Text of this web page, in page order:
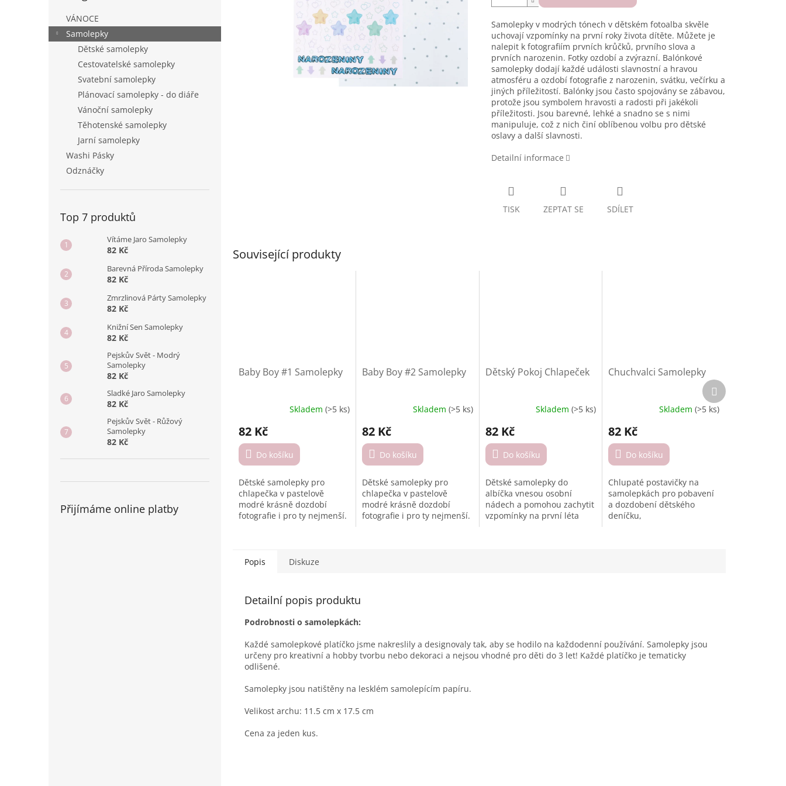
l
VÁNOCE
Samolepky
Dětské samolepky
Cestovatelské samolepky
Svatební samolepky
Plánovací samolepky - do diáře
Vánoční samolepky
Těhotenské samolepky
Jarní samolepky
Washi Pásky
Odznáčky
Top 7 produktů
Vítáme Jaro Samolepky
82 Kč
Barevná Příroda Samolepky
82 Kč
Zmrzlinová Párty Samolepky
82 Kč
Knižní Sen Samolepky
82 Kč
Pejskův Svět - Modrý
Samolepky
82 Kč
Sladké Jaro Samolepky
82 Kč
Pejskův Svět - Růžový
Samolepky
82 Kč
Přijímáme online platby
Samolepky v modrých tónech v dětském fotoalba skvěle
uchovají vzpomínky na první roky života dítěte. Můžete je
nalepit k fotografiím prvních krůčků, prvního slova a
prvních narozenin. Fotky ozdobí a zvýrazní. Balónkové
samolepky dodají každé události slavnostní a hravou
atmosféru a ozdobí fotografie z narozenin, svátku, večírku a
jiných příležitostí. Balónky jsou často spojovány se zábavou,
protože jsou symbolem hravosti a radosti při jakékoli
příležitosti. Jsou barevné, lehké a snadno se s nimi
manipuluje, což z nich činí oblíbenou volbu pro dětské
oslavy a další slavnosti.
Detailní informace
TISK ZEPTAT SE SDÍLET
Související produkty
Baby Boy #1 Samolepky
produktu
je
4,6
z
5
hvězdiček.
Skladem (>5 ks)
82 Kč
Do košíku
Dětské samolepky pro
chlapečka v pastelově
modré krásně dozdobí
fotografie i pro ty nejmenší.
Baby Boy #2 Samolepky
produktu
je
4,7
z
5
hvězdiček.
Skladem (>5 ks)
82 Kč
Do košíku
Dětské samolepky pro
chlapečka v pastelově
modré krásně dozdobí
fotografie i pro ty nejmenší.
Dětský Pokoj Chlapeček
produktu
je
3,5
z
5
hvězdiček.
Skladem(>5 ks)
82 Kč
Do košíku
Dětské samolepky do
albíčka vnesou osobní
nádech a pomohou zachytit
vzpomínky na první léta
Chuchvalci Samolepky
produktu
je
4,8
z
5
hvězdiček.
Skladem(>5 ks)
82 Kč
Do košíku
Chlupaté postavičky na
samolepkách pro pobavení
a dozdobení dětského
deníčku,
Další
produkt
Popis Diskuze
Detailní popis produktu
Podrobnosti o samolepkách:
Každé samolepkové platíčko jsme nakreslily a designovaly tak, aby se hodilo na každodenní používání. Samolepky jsou
určeny pro kreativní a hobby tvorbu nebo dekoraci a nejsou vhodné pro děti do 3 let! Každé platíčko je tematicky
odlišené.
Samolepky jsou natištěny na lesklém samolepícím papíru.
Velikost archu: 11.5 cm x 17.5 cm
Cena za jeden kus.